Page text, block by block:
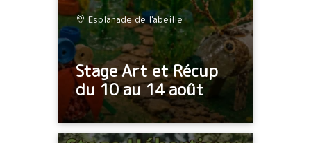
Esplanade de l'abeille
Stage Art et Récup
du 10 au 14 août